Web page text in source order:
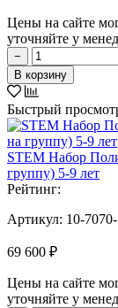
Цены на сайте
уточняйте у
−
В корзину
Быстрый
STEM Набор
группу) 5-9 лет
Рейтинг:
Артикул: 10-
69 600 ₽
Цены на сайте
уточняйте у